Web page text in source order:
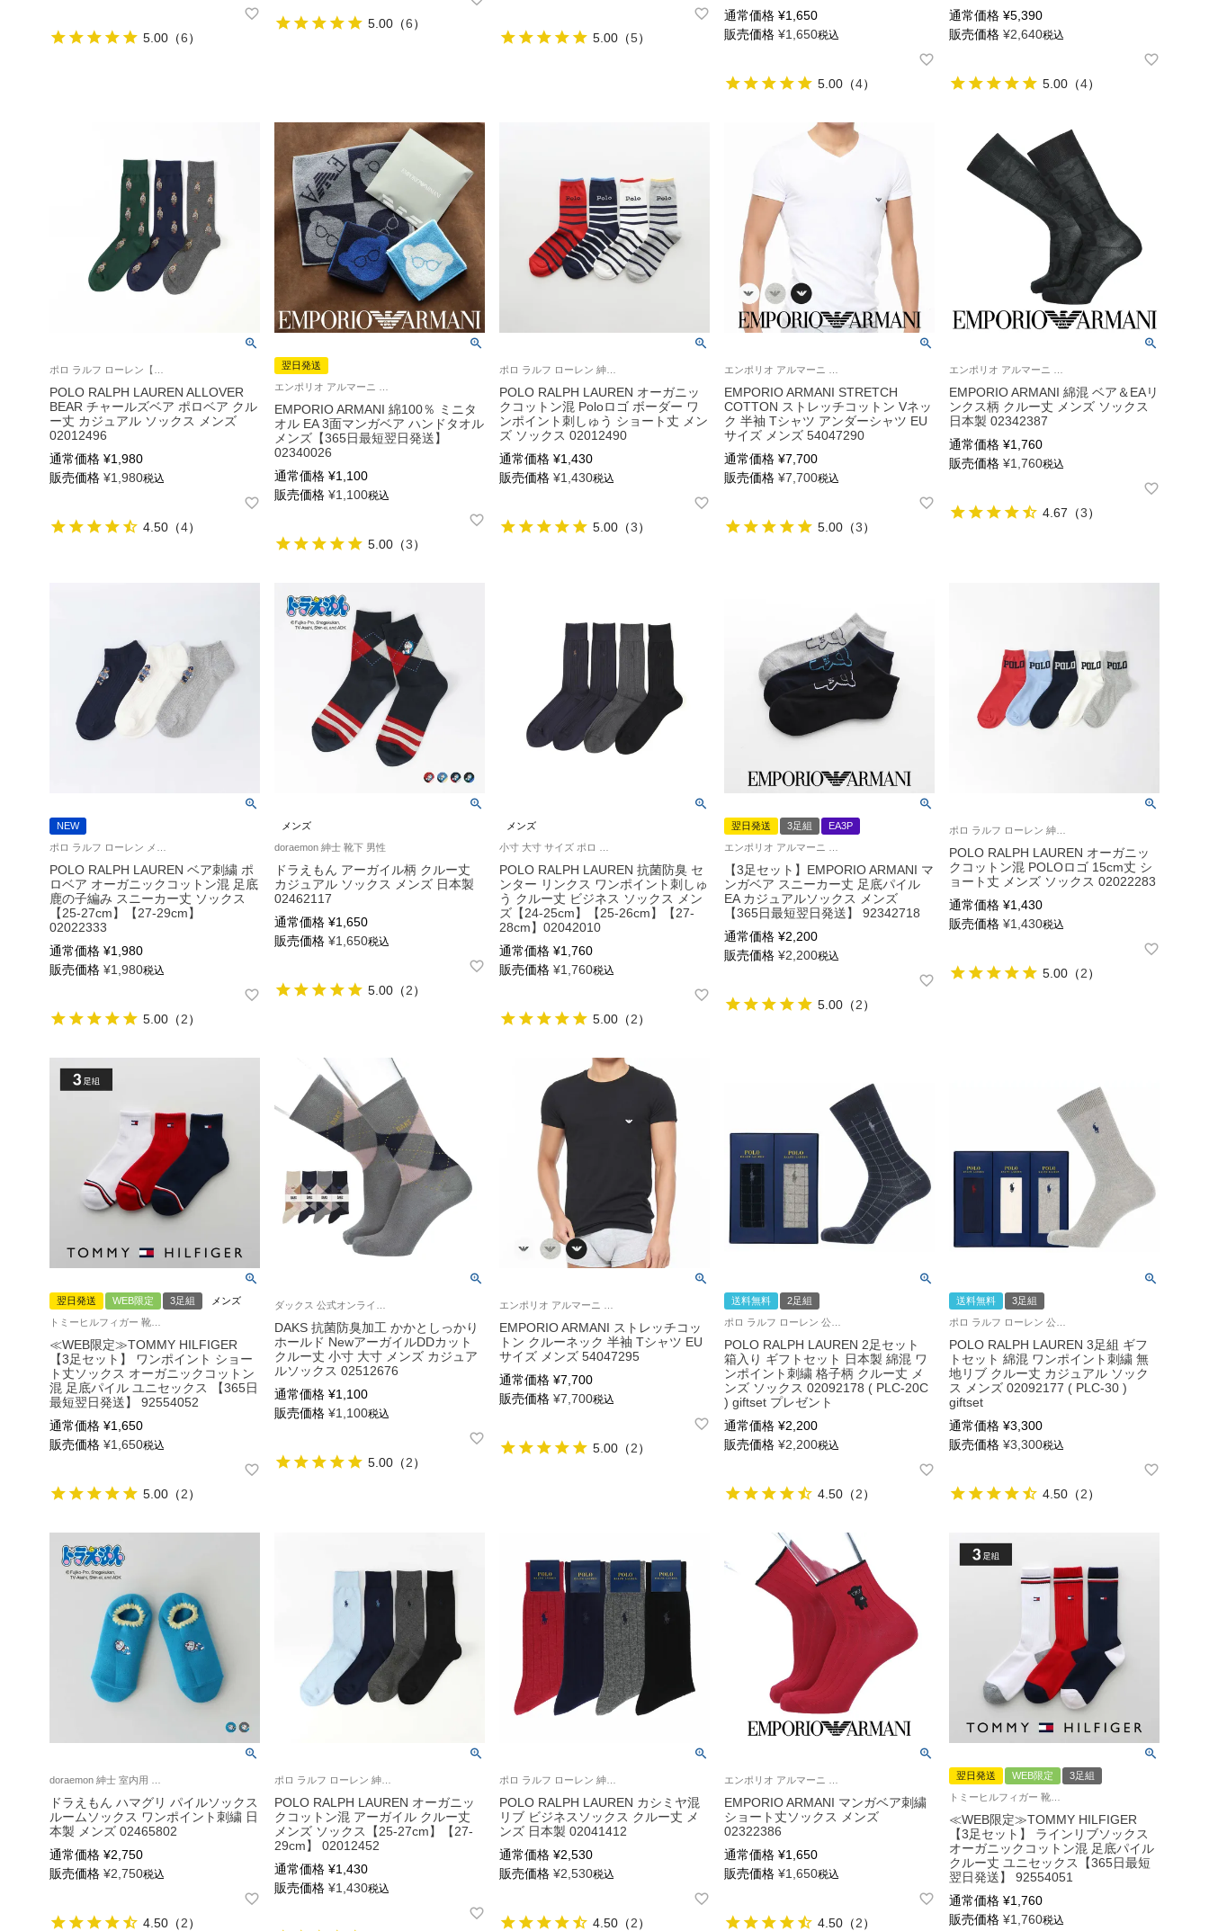
5.00 （6）
5.00 （6）
5.00 （5）
通常価格 ¥1,650
販売価格 ¥1,650税込
5.00 （4）
通常価格 ¥5,390
販売価格 ¥2,640税込
5.00 （4）
POLO RALPH LAUREN ALLOVER
BEAR チャールズベア ポロベア クル
ー丈 カジュアル ソックス メンズ
02012496
通常価格 ¥1,980
販売価格 ¥1,980税込
4.50 （4）
翌日発送
EMPORIO ARMANI 綿100％ ミニタ
オル EA 3面マンガベア ハンドタオル
メンズ【365日最短翌日発送】
02340026
通常価格 ¥1,100
販売価格 ¥1,100税込
5.00 （3）
POLO RALPH LAUREN オーガニッ
クコットン混 Poloロゴ ボーダー ワ
ンポイント刺しゅう ショート丈 メン
ズ ソックス 02012490
通常価格 ¥1,430
販売価格 ¥1,430税込
5.00 （3）
EMPORIO ARMANI STRETCH
COTTON ストレッチコットン Vネッ
ク 半袖 Tシャツ アンダーシャツ EU
サイズ メンズ 54047290
通常価格 ¥7,700
販売価格 ¥7,700税込
5.00 （3）
EMPORIO ARMANI 綿混 ベア＆EAリ
ンクス柄 クルー丈 メンズ ソックス
日本製 02342387
通常価格 ¥1,760
販売価格 ¥1,760税込
4.67 （3）
NEW
POLO RALPH LAUREN ベア刺繍 ポ
ロベア オーガニックコットン混 足底
鹿の子編み スニーカー丈 ソックス
【25-27cm】【27-29cm】
02022333
通常価格 ¥1,980
販売価格 ¥1,980税込
5.00 （2）
メンズ
doraemon 紳士 靴下 男性
ドラえもん アーガイル柄 クルー丈
カジュアル ソックス メンズ 日本製
02462117
通常価格 ¥1,650
販売価格 ¥1,650税込
5.00 （2）
メンズ
POLO RALPH LAUREN 抗菌防臭 セ
ンター リンクス ワンポイント刺しゅ
う クルー丈 ビジネス ソックス メン
ズ【24-25cm】【25-26cm】【27-
28cm】02042010
通常価格 ¥1,760
販売価格 ¥1,760税込
5.00 （2）
翌日発送 3足組
EA3P
【3足セット】EMPORIO ARMANI マ
ンガベア スニーカー丈 足底パイル
EA カジュアルソックス メンズ
【365日最短翌日発送】 92342718
通常価格 ¥2,200
販売価格 ¥2,200税込
5.00 （2）
POLO RALPH LAUREN オーガニッ
クコットン混 POLOロゴ 15cm丈 シ
ョート丈 メンズ ソックス 02022283
通常価格 ¥1,430
販売価格 ¥1,430税込
5.00 （2）
翌日発送 WEB限定 3足組
メンズ
≪WEB限定≫TOMMY HILFIGER
【3足セット】 ワンポイント ショー
ト丈ソックス オーガニックコットン
混 足底パイル ユニセックス 【365日
最短翌日発送】 92554052
通常価格 ¥1,650
販売価格 ¥1,650税込
5.00 （2）
DAKS 抗菌防臭加工 かかとしっかり
ホールド NewアーガイルDDカット
クルー丈 小寸 大寸 メンズ カジュア
ルソックス 02512676
通常価格 ¥1,100
販売価格 ¥1,100税込
5.00 （2）
EMPORIO ARMANI ストレッチコッ
トン クルーネック 半袖 Tシャツ EU
サイズ メンズ 54047295
通常価格 ¥7,700
販売価格 ¥7,700税込
5.00 （2）
送料無料
2足組
POLO RALPH LAUREN 2足セット
箱入り ギフトセット 日本製 綿混 ワ
ンポイント刺繍 格子柄 クルー丈 メ
ンズ ソックス 02092178 ( PLC-20C
) giftset プレゼント
通常価格 ¥2,200
販売価格 ¥2,200税込
4.50 （2）
送料無料
3足組
POLO RALPH LAUREN 3足組 ギフ
トセット 綿混 ワンポイント刺繍 無
地リブ クルー丈 カジュアル ソック
ス メンズ 02092177 ( PLC-30 )
giftset
通常価格 ¥3,300
販売価格 ¥3,300税込
4.50 （2）
ドラえもん ハマグリ パイルソックス
ルームソックス ワンポイント刺繍 日
本製 メンズ 02465802
通常価格 ¥2,750
販売価格 ¥2,750税込
4.50 （2）
POLO RALPH LAUREN オーガニッ
クコットン混 アーガイル クルー丈
メンズ ソックス【25-27cm】【27-
29cm】 02012452
通常価格 ¥1,430
販売価格 ¥1,430税込
POLO RALPH LAUREN カシミヤ混
リブ ビジネスソックス クルー丈 メ
ンズ 日本製 02041412
通常価格 ¥2,530
販売価格 ¥2,530税込
4.50 （2）
EMPORIO ARMANI マンガベア刺繍
ショート丈ソックス メンズ
02322386
通常価格 ¥1,650
販売価格 ¥1,650税込
4.50 （2）
翌日発送 WEB限定
3足組
≪WEB限定≫TOMMY HILFIGER
【3足セット】 ラインリブソックス
オーガニックコットン混 足底パイル
クルー丈 ユニセックス【365日最短
翌日発送】 92554051
通常価格 ¥1,760
販売価格 ¥1,760税込